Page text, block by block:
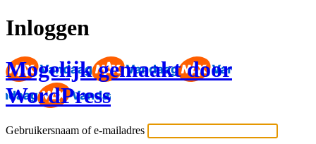
Inloggen
Mogelijk gemaakt door
WordPress
Gebruikersnaam of e-mailadres